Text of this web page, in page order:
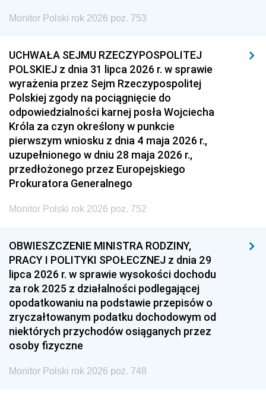
Monitor Polski rok 2026 poz. 753
UCHWAŁA SEJMU RZECZYPOSPOLITEJ
POLSKIEJ z dnia 31 lipca 2026 r. w sprawie
wyrażenia przez Sejm Rzeczypospolitej
Polskiej zgody na pociągnięcie do
odpowiedzialności karnej posła Wojciecha
Króla za czyn określony w punkcie
pierwszym wniosku z dnia 4 maja 2026 r.,
uzupełnionego w dniu 28 maja 2026 r.,
przedłożonego przez Europejskiego
Prokuratora Generalnego
Monitor Polski rok 2026 poz. 752
OBWIESZCZENIE MINISTRA RODZINY,
PRACY I POLITYKI SPOŁECZNEJ z dnia 29
lipca 2026 r. w sprawie wysokości dochodu
za rok 2025 z działalności podlegającej
opodatkowaniu na podstawie przepisów o
zryczałtowanym podatku dochodowym od
niektórych przychodów osiąganych przez
osoby fizyczne
Monitor Polski rok 2026 poz. 748